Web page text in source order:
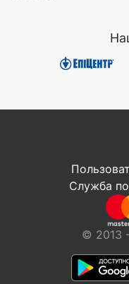
Служба
© 2013